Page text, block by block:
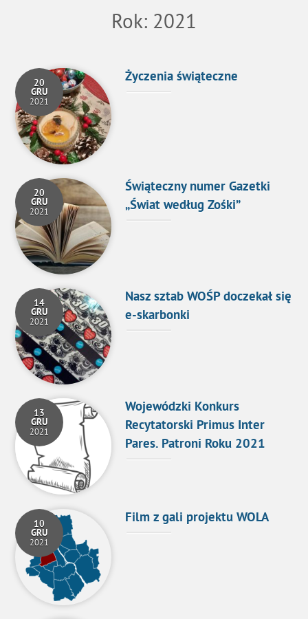
Rok: 2021
Życzenia świąteczne
20
GRU
2021
Świąteczny numer Gazetki
„Świat według Zośki”
20
GRU
2021
Nasz sztab WOŚP doczekał się
e-skarbonki
14
GRU
2021
Wojewódzki Konkurs
Recytatorski Primus Inter
Pares. Patroni Roku 2021
13
GRU
2021
Film z gali projektu WOLA
10
GRU
2021